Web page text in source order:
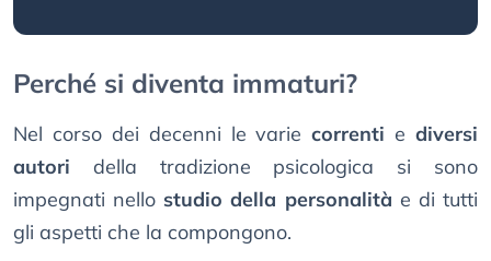
Perché si diventa immaturi?
Nel corso dei decenni le variecorrenti e diversi
autori della tradizione psicologica si sono
impegnati nello studio della personalità e di tutti
gli aspetti che la compongono.